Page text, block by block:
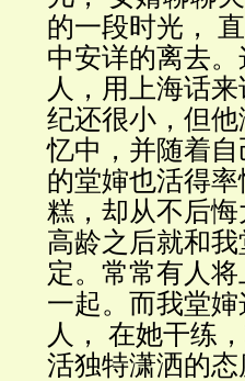
的一段时光，
中安详的离去
人，用上海话
纪还很小，但
忆中，并随着
的堂婶也活得
糕，却从不后
高龄之后就和
定。常常有人
一起。而我堂
人， 在她干练
活独特潇洒的